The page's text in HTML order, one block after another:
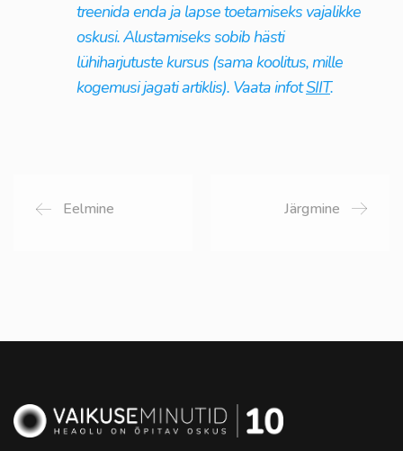
treenida enda ja lapse toetamiseks vajalikke
oskusi. Alustamiseks sobib hästi
lühiharjutuste kursus (sama koolitus, mille
kogemusi jagati artiklis). Vaata infotSIIT.
Eelmine Järgmine